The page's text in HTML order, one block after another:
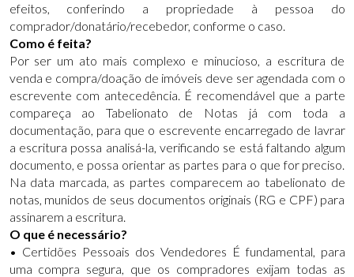
efeitos, conferindo a propriedade à pessoa do
comprador/donatário/recebedor, conforme o caso.
Como é feita?
Por ser um ato mais complexo e minucioso, a escritura de
venda e compra/doação de imóveis deve ser agendada com o
escrevente com antecedência. É recomendável que a parte
compareça ao Tabelionato de Notas já com toda a
documentação, para que o escrevente encarregado de lavrar
a escritura possa analisá-la, verificando se está faltando algum
documento, e possa orientar as partes para o que for preciso.
Na data marcada, as partes comparecem ao tabelionato de
notas, munidos de seus documentos originais (RG e CPF) para
assinarem a escritura.
O que é necessário?
• Certidões Pessoais dos Vendedores É fundamental, para
uma compra segura, que os compradores exijam todas as